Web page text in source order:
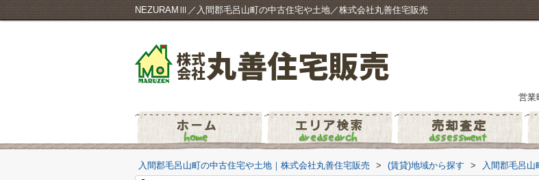
NEZURAMⅢ／入間郡毛呂山町の中古住宅や土地／株式会社丸善住宅販売
営業
入間郡毛呂山町の中古住宅や土地｜株式会社丸善住宅販売 > (賃貸)地域から探す > 入間郡毛呂山